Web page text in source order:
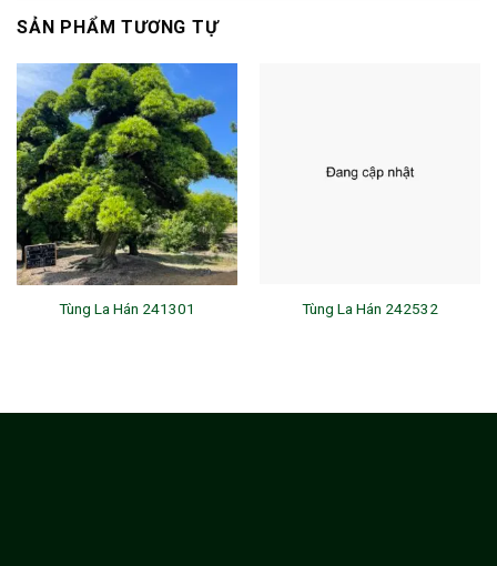
SẢN PHẨM TƯƠNG TỰ
Tùng La Hán 241301 Tùng La Hán 242532